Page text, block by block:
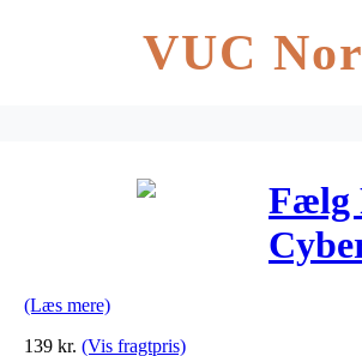
VUC
Fælg
(Læs mere)
139 kr. (Vis fragtpris)